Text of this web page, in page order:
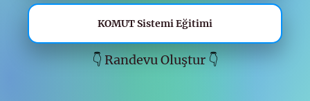
KOMUT Sistemi Eğitimi
👇 Randevu Oluştur 👇